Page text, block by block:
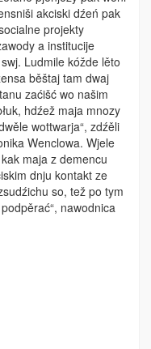
akciski dźeń pak
projekty
a institucije
Ludmile kóžde lěto
běštaj tam dwaj
zaćišć wo našim
hdźež maja mnozy
wottwarja“, zdźěli
Wenclowa. Wjele
maja z demencu
dnju kontakt ze
so, tež po tym
nawodnica